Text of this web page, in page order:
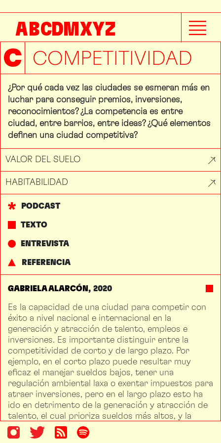
ABCDMXYZ
C COMPETITIVIDAD
¿Por qué cada vez las ciudades se esmeran más en
luchar para conseguir premios, inversiones,
reconocimientos? ¿La competencia es entre
ciudad, entre barrios, entre ideas? ¿Qué elementos
definen una ciudad competitiva?
PODCAST
TEXTO
ENTREVISTA
REFERENCIA
VALOR DEL SUELO
HABITABILIDAD
GABRIELA ALARCÓN 2020
Es la capacidad de una ciudad para competir con
éxito a nivel nacional e internacional en la
generación y atracción de talento, empleos e
inversiones. Es importante distinguir entre la
competitividad de corto y de largo plazo. Por
ejemplo, en el corto plazo puede resultar muy
eficaz el manejar sueldos bajos, tener una
regulación ambiental laxa o exentar impuestos para
atraer inversiones, pero en el largo plazo esto ha
ido en detrimento de la generación y atracción de
talento, el cual prioriza sueldos más altos, y la
calidad del medio ambiente y de los servicios
públicos.